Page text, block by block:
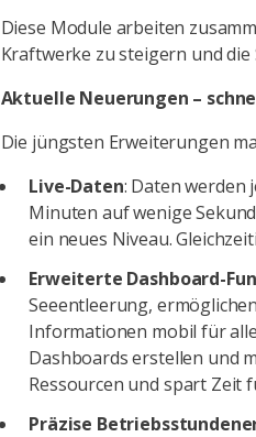
Diese Module arbeiten
Kraftwerke zu steigern und
Aktuelle Neuerungen –
Die jüngsten Erweiterungen
Live-Daten: Daten werden
Minuten auf wenige
ein neues Niveau.
Erweiterte Dashboard-
Seeentleerung,
Informationen mobil für
Dashboards erstellen und
Ressourcen und spart Zeit
Präzise